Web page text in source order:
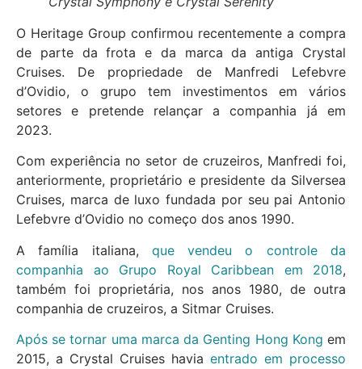
O Heritage Group confirmou recentemente a compra
de parte da frota e da marca da antiga Crystal
Cruises. De propriedade de Manfredi Lefebvre
d’Ovidio, o grupo tem investimentos em vários
setores e pretende relançar a companhia já em
2023.
Com experiência no setor de cruzeiros, Manfredi foi,
anteriormente, proprietário e presidente da Silversea
Cruises, marca de luxo fundada por seu pai Antonio
Lefebvre d’Ovidio no começo dos anos 1990.
A família italiana, que vendeu o controle da
companhia ao Grupo Royal Caribbean em 2018,
também foi proprietária, nos anos 1980, de outra
companhia de cruzeiros, a Sitmar Cruises.
Após se tornar uma marca da Genting Hong Kong em
2015, a Crystal Cruises havia entrado em processo